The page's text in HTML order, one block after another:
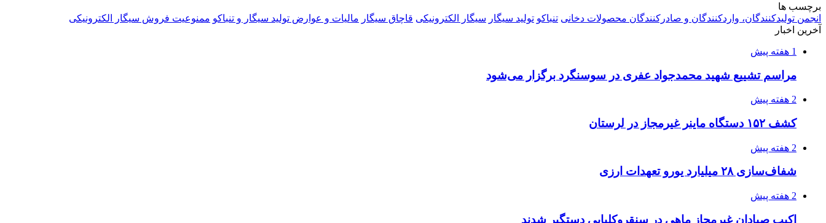
برچسب ها
انجمن تولیدکنندگان، واردکنندگان و صادرکنندگان محصولات دخانی تنباكو تولید سیگار سیگار الکترونیکی قاچاق سیگار مالیات و عوارض تولید سیگار و تنباکو ممنوعیت فروش سیگار الکترونیکی
آخرین اخبار
1 هفته پیش
مراسم تشییع شهید محمدجواد عفری در سوسنگرد برگزار می‌شود
2 هفته پیش
کشف ۱۵۲ دستگاه ماینر غیرمجاز در لرستان
2 هفته پیش
شفاف‌سازی ۲۸ میلیارد یورو تعهدات ارزی
2 هفته پیش
اکیپ صیادان غیرمجاز ماهی در سنقروکلیایی دستگیر شدند